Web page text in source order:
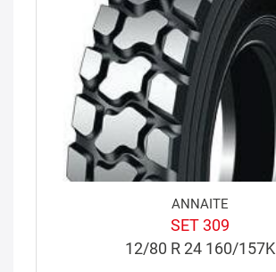
ANNAITE
SET 309
12/80 R 24 160/157K